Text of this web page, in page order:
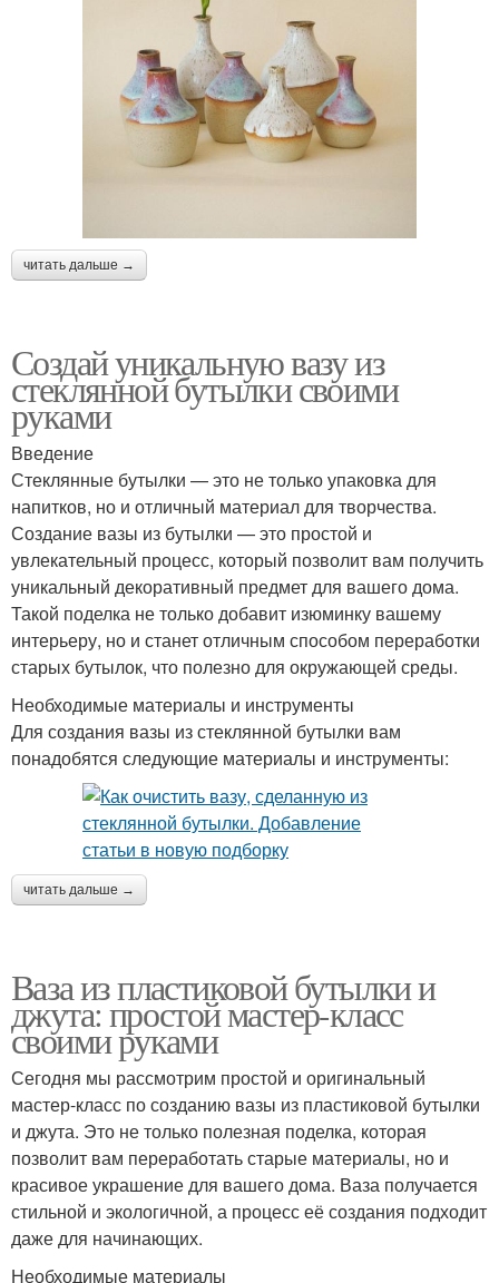
читать дальше →
Создай уникальную вазу из
стеклянной бутылки своими
руками
Введение
Стеклянные бутылки — это не только упаковка для
напитков, но и отличный материал для творчества.
Создание вазы из бутылки — это простой и
увлекательный процесс, который позволит вам получить
уникальный декоративный предмет для вашего дома.
Такой поделка не только добавит изюминку вашему
интерьеру, но и станет отличным способом переработки
старых бутылок, что полезно для окружающей среды.
Необходимые материалы и инструменты
Для создания вазы из стеклянной бутылки вам
понадобятся следующие материалы и инструменты:
читать дальше →
Ваза из пластиковой бутылки и
джута: простой мастер-класс
своими руками
Сегодня мы рассмотрим простой и оригинальный
мастер-класс по созданию вазы из пластиковой бутылки
и джута. Это не только полезная поделка, которая
позволит вам переработать старые материалы, но и
красивое украшение для вашего дома. Ваза получается
стильной и экологичной, а процесс её создания подходит
даже для начинающих.
Необходимые материалы